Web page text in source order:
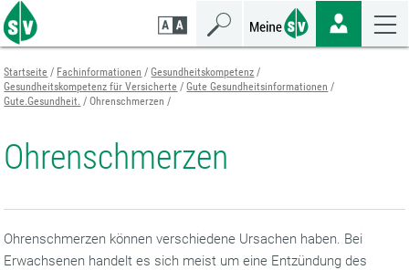
Zum
Seiteninhalt
springen
Zur
Navigation
springen
Zur
Mobilen
Navigation
springen
Startseite Fachinformationen
Gesundheitskompetenz
Gesundheitskompetenz für Versicherte
Gute Gesundheitsinformationen
Gute.Gesundheit.
Ohrenschmerzen
Ohrenschmerzen
Ohrenschmerzen können verschiedene Ursachen haben. Bei
Erwachsenen handelt es sich meist um eine Entzündung des